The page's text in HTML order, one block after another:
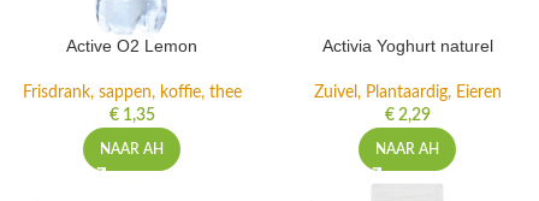
Active O2 Lemon
Frisdrank, sappen, koffie, thee
€1,35
NAAR AH
Activia Yoghurt naturel
Zuivel, Plantaardig, Eieren
€2,29
NAAR AH